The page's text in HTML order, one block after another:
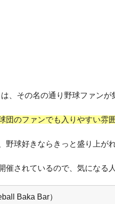
、その名の通り野球ファンが
団のファンでも入りやすい雰
野球好きならきっと盛り上が
催されているので、気になる
Baka Bar）